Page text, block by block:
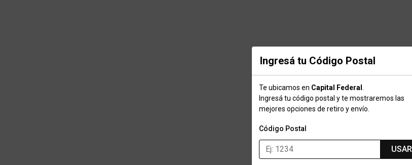
Ingresá tu Código Postal
Te ubicamos en Capital Federal
Ingresá tu código postal y te mostraremos las
mejores opciones de retiro y envío.
Código Postal
USAR